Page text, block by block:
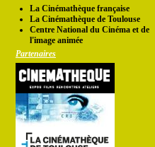
La Cinémathèque française
La Cinémathèque de Toulouse
Centre National du Cinéma et de
l'image animée
Partenaires